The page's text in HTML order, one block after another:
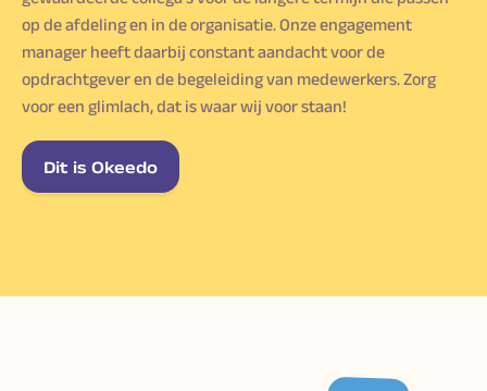
op de afdeling en in de organisatie. Onze engagement
manager heeft daarbij constant aandacht voor de
opdrachtgever en de begeleiding van medewerkers. Zorg
voor een glimlach, dat is waar wij voor staan!
Dit is Okeedo